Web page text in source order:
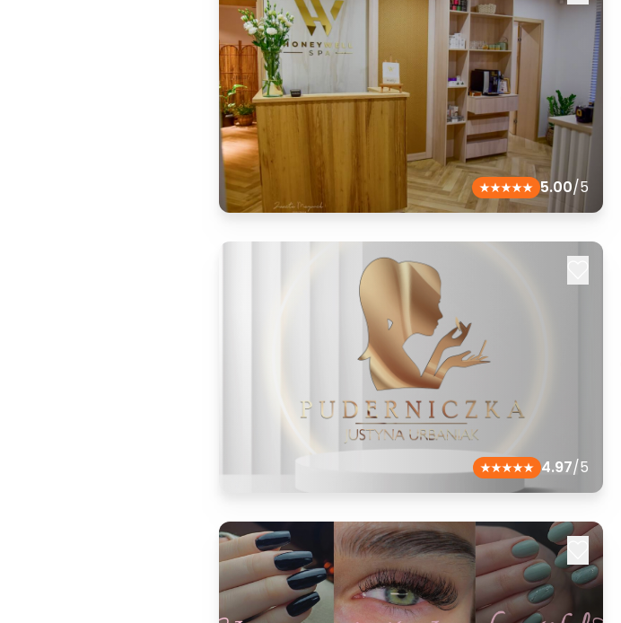
5.00/5
4.97/5